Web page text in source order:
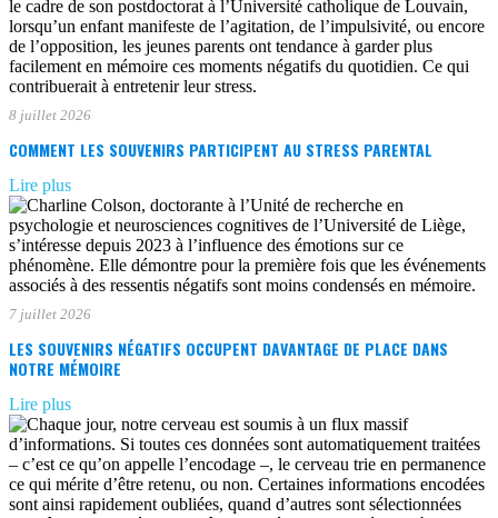
8 juillet 2026
COMMENT LES SOUVENIRS PARTICIPENT AU STRESS PARENTAL
Lire plus
7 juillet 2026
LES SOUVENIRS NÉGATIFS OCCUPENT DAVANTAGE DE PLACE DANS
NOTRE MÉMOIRE
Lire plus